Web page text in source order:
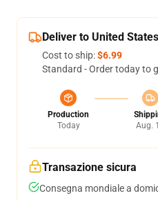
Deliver to United States
Cost to ship:$6.99
Standard - Order today to
Production
Today
Aug.
Transazione sicura
Consegna mondiale a